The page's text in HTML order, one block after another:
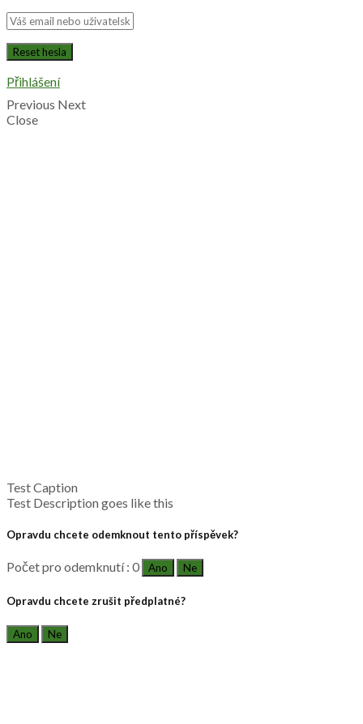
Přihlášení
Previous Next
Close
Test Caption
Test Description goes like this
Opravdu chcete odemknout tento příspěvek?
Počet pro odemknutí : 0 Ano Ne
Opravdu chcete zrušit předplatné?
Ano Ne